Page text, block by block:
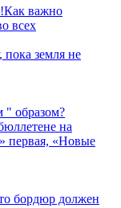
важно
всех
пока земля не
образом?
на
первая, «Новые
бордюр должен